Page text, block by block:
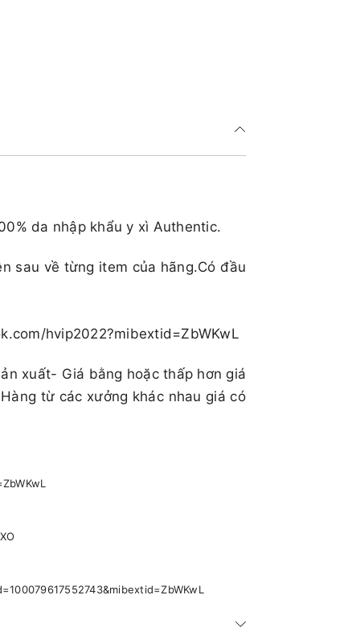
da nhập khẩu y xì Authentic.
sau về từng item của hãng.Có đầu
hvip2022?mibextid=ZbWKwL
xuất- Giá bằng hoặc thấp hơn giá
từ các xưởng khác nhau giá có